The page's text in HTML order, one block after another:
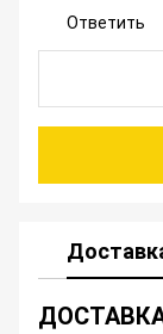
Ответить